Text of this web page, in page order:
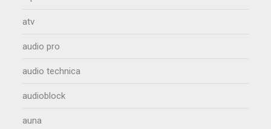
atv
audio pro
audio technica
audioblock
auna